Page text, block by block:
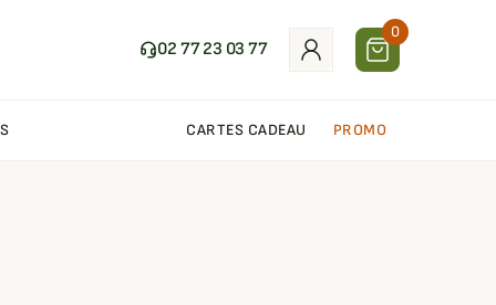
02 77 23 03 77
0
CARTES CADEAU PROMO